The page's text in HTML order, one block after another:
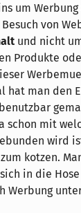
um Werbung
von
und nicht
Produkte
hat man den
schon mit
wird
kotzen.
in die
Werbung